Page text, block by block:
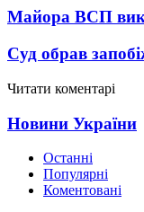
Майора ВСП
Суд обрав
Читати коментарі
Новини України
Останні
Популярні
Коментовані